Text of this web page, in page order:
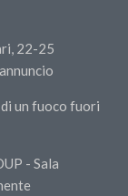
22-25
un fuoco fuori
- Sala